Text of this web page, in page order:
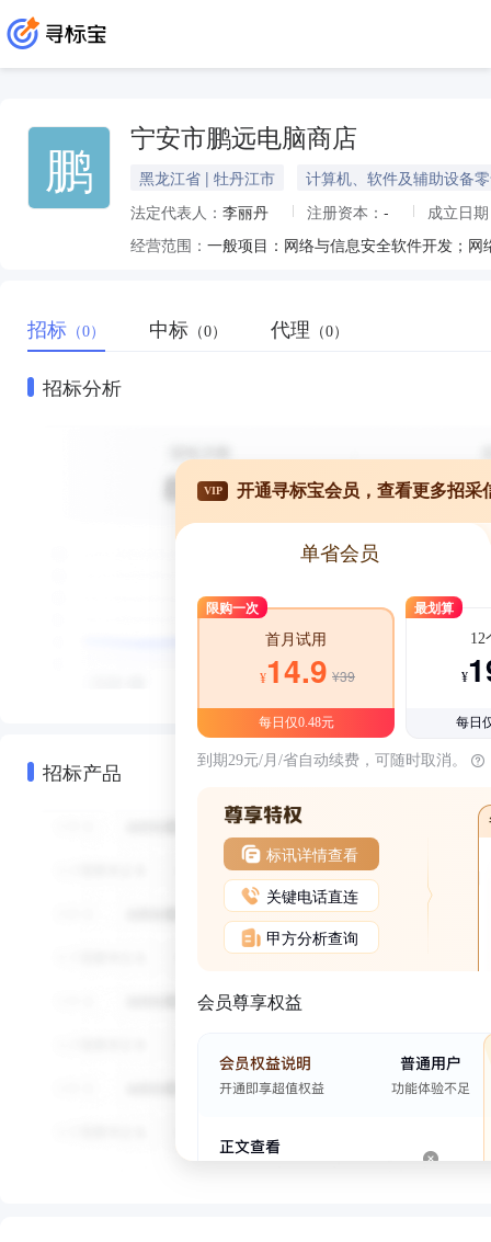
鹏 宁安市鹏远电脑商店
黑龙江省 | 牡丹江市
计算机、软件及辅助设备
法定代表人： 李丽丹 注册资本： -
成立日
经营范围：
招标 （0） 中标 （0） 代理 （0）
招标分析
招标产品
VIP 开通寻标宝会员，查看更多招采
单省会员
限购一次
首月试用
¥14.9 ¥39
每日仅0.48元
最划算
12
¥
每日
到期29元/月/省自动续费，可随时取消。
标讯详情查看
关键电话直连
甲方分析查询
会员尊享权益